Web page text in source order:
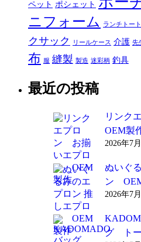
ペット ポシェット
ニフォーム
ランチトート
クサック
リールケース 介護 先
布 服 縫製 製造 迷彩柄 釣具
最近の投稿
リンク
OEM製
2026年7
ぬいぐ
ン
2026年7
グ ト